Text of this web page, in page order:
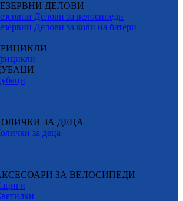
ДЕЛОВИ
Делови за велосипеди
Делови за коли на батери
ЗА ДЕЦА
за деца
ЗА ВЕЛОСИПЕДИ